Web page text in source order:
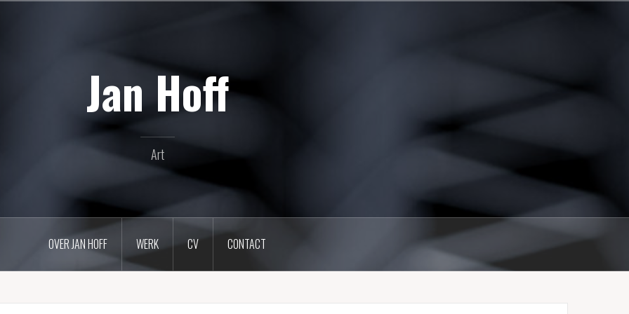
Jan Hoff
Art
OVER JAN HOFF WERK CV CONTACT